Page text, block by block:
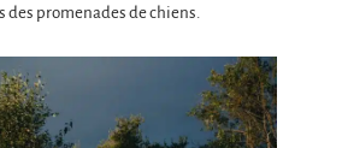
des promenades de chiens.